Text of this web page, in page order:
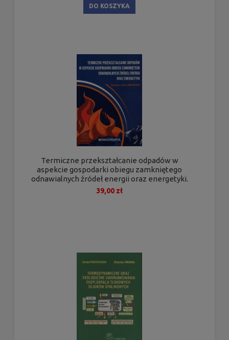
DO KOSZYKA
Termiczne przekształcanie odpadów w
aspekcie gospodarki obiegu zamkniętego
odnawialnych źródeł energii oraz energetyki.
39,00 zł